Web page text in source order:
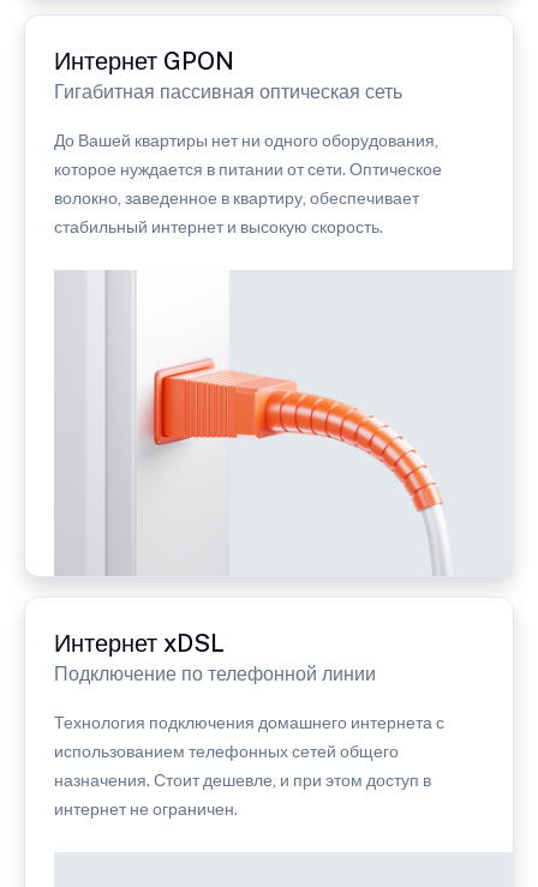
Интернет GPON
Гигабитная пассивная оптическая сеть
До Вашей квартиры нет ни одного оборудования,
которое нуждается в питании от сети. Оптическое
волокно, заведенное в квартиру, обеспечивает
стабильный интернет и высокую скорость.
Интернет xDSL
Подключение по телефонной линии
Технология подключения домашнего интернета с
использованием телефонных сетей общего
назначения. Стоит дешевле, и при этом доступ в
интернет не ограничен.